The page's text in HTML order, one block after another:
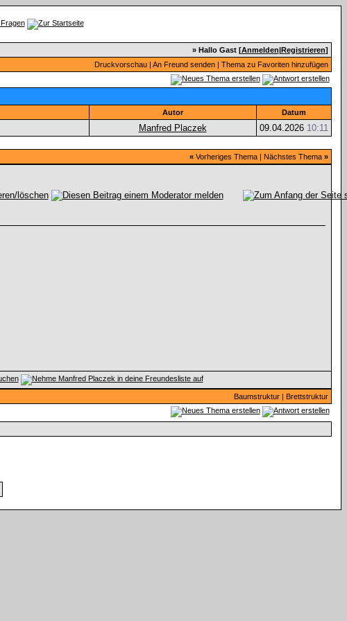
» Hallo Gast [Anmelden|Registrieren]
Druckvorschau| An Freund senden| Thema zu Favoriten hinzufügen
Autor Datum
Manfred Placzek 09.04.2026 10:11
« Vorheriges Thema| Nächstes Thema »
Baumstruktur| Brettstruktur